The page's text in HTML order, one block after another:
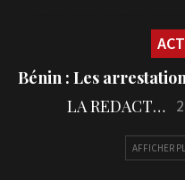
Bénin : Les
LA REDACTION
AFFICHER